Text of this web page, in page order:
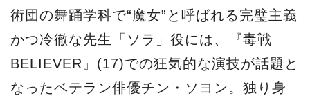
術団の舞踊学科で“魔女”と呼ばれる完璧主義
かつ冷徹な先生「ソラ」役には、『毒戦
BELIEVER』(17)での狂気的な演技が話題と
なったベテラン俳優チン・ソヨン。独り身